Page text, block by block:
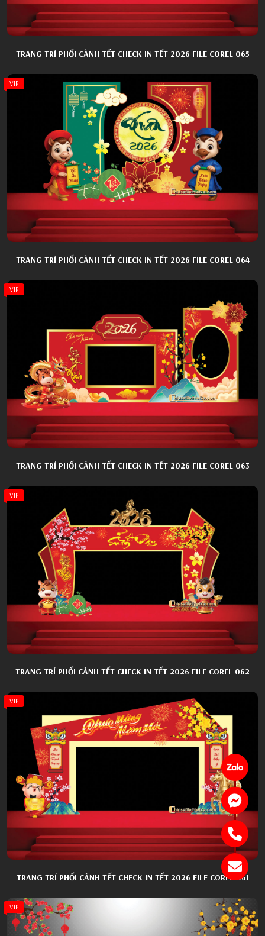
TRANG TRÍ PHỐI CẢNH TẾT CHECK IN TẾT 2026 FILE COREL 065
VIP
TRANG TRÍ PHỐI CẢNH TẾT CHECK IN TẾT 2026 FILE COREL 064
VIP
TRANG TRÍ PHỐI CẢNH TẾT CHECK IN TẾT 2026 FILE COREL 063
VIP
TRANG TRÍ PHỐI CẢNH TẾT CHECK IN TẾT 2026 FILE COREL 062
VIP
TRANG TRÍ PHỐI CẢNH TẾT CHECK IN TẾT 2026 FILE COREL 061
VIP